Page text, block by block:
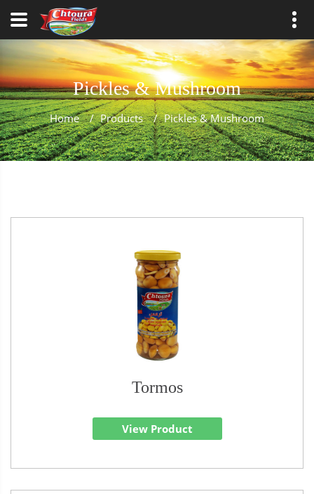
Pickles & Mushroom
Home / Products / Pickles & Mushroom
Tormos
View Product